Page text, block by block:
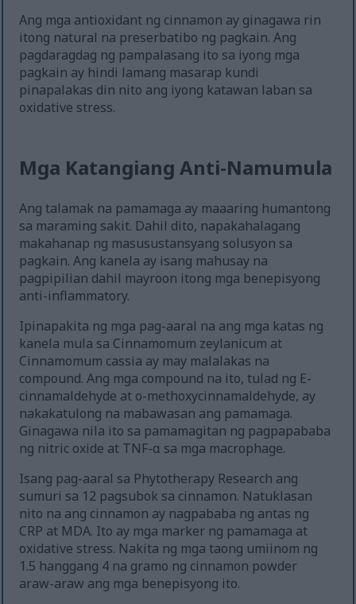
Ang mga antioxidant ng cinnamon ay ginagawa rin
itong natural na preserbatibo ng pagkain. Ang
pagdaragdag ng pampalasang ito sa iyong mga
pagkain ay hindi lamang masarap kundi
pinapalakas din nito ang iyong katawan laban sa
oxidative stress.
Mga Katangiang Anti-Namumula
Ang talamak na pamamaga ay maaaring humantong
sa maraming sakit. Dahil dito, napakahalagang
makahanap ng masusustansyang solusyon sa
pagkain. Ang kanela ay isang mahusay na
pagpipilian dahil mayroon itong mga benepisyong
anti-inflammatory.
Ipinapakita ng mga pag-aaral na ang mga katas ng
kanela mula sa Cinnamomum zeylanicum at
Cinnamomum cassia ay may malalakas na
compound. Ang mga compound na ito, tulad ng E-
cinnamaldehyde at o-methoxycinnamaldehyde, ay
nakakatulong na mabawasan ang pamamaga.
Ginagawa nila ito sa pamamagitan ng pagpapababa
ng nitric oxide at TNF-α sa mga macrophage.
Isang pag-aaral sa Phytotherapy Research ang
sumuri sa 12 pagsubok sa cinnamon. Natuklasan
nito na ang cinnamon ay nagpababa ng antas ng
CRP at MDA. Ito ay mga marker ng pamamaga at
oxidative stress. Nakita ng mga taong umiinom ng
1.5 hanggang 4 na gramo ng cinnamon powder
araw-araw ang mga benepisyong ito.